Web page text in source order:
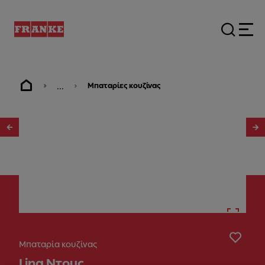
... Μπαταρίες κουζίνας
Μπαταρία κουζίνας